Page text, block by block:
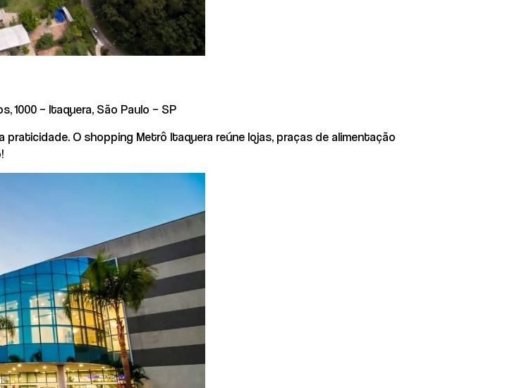
1000 – Itaquera, São Paulo – SP
praticidade. O shopping Metrô Itaquera reúne lojas, praças de alimentação